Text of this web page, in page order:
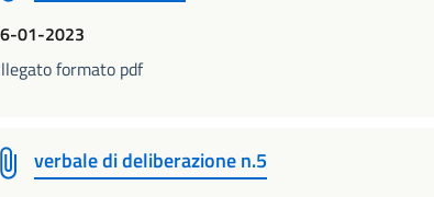
01-2023
formato pdf
verbale di deliberazione n.5